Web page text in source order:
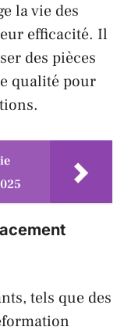
la vie des
efficacité. Il
des pièces
qualité pour
tels que des